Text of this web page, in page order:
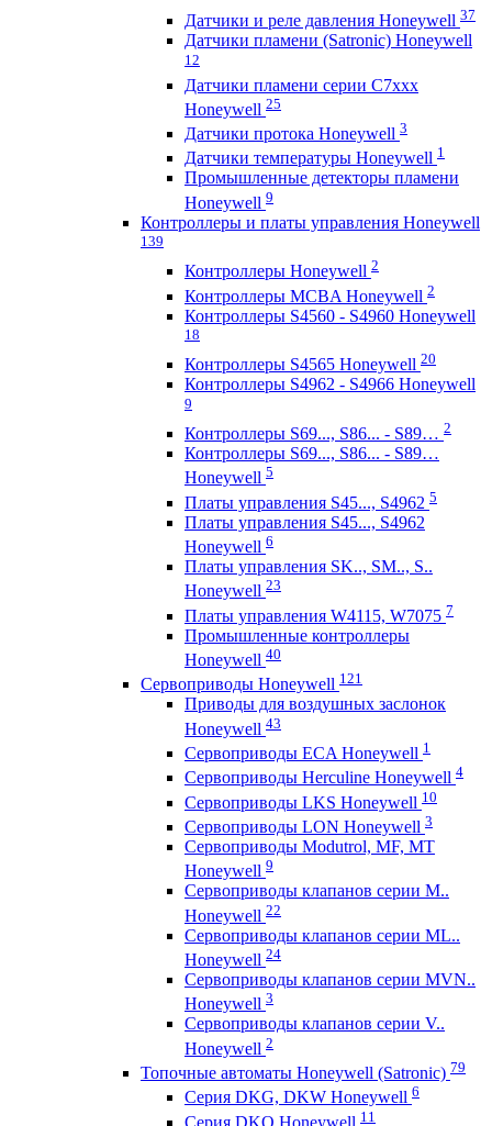
Датчики и реле давления Honeywell 37
Датчики пламени (Satronic) Honeywell
12
Датчики пламени серии C7xxx
Honeywell 25
Датчики протока Honeywell 3
Датчики температуры Honeywell 1
Промышленные детекторы пламени
Honeywell 9
Контроллеры и платы управления Honeywell
139
Контроллеры Honeywell 2
Контроллеры MCBA Honeywell 2
Контроллеры S4560 - S4960 Honeywell
18
Контроллеры S4565 Honeywell 20
Контроллеры S4962 - S4966 Honeywell
9
Контроллеры S69..., S86... - S89… 2
Контроллеры S69..., S86... - S89…
Honeywell 5
Платы управления S45..., S4962 5
Платы управления S45..., S4962
Honeywell 6
Платы управления SK.., SM.., S..
Honeywell 23
Платы управления W4115, W7075 7
Промышленные контроллеры
Honeywell 40
Сервоприводы Honeywell 121
Приводы для воздушных заслонок
Honeywell 43
Сервоприводы ECA Honeywell 1
Сервоприводы Herculine Honeywell 4
Сервоприводы LKS Honeywell 10
Сервоприводы LON Honeywell 3
Сервоприводы Modutrol, MF, MT
Honeywell 9
Сервоприводы клапанов серии M..
Honeywell 22
Сервоприводы клапанов серии ML..
Honeywell 24
Сервоприводы клапанов серии MVN..
Honeywell 3
Сервоприводы клапанов серии V..
Honeywell 2
Топочные автоматы Honeywell (Satronic) 79
Серия DKG, DKW Honeywell 6
Серия DKO Honeywell 11